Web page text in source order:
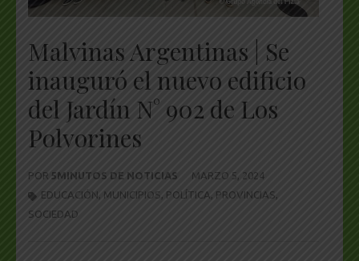
Malvinas Argentinas | Se
inauguró el nuevo edificio
del Jardín N° 902 de Los
Polvorines
POR 5MINUTOS DE NOTICIAS
MARZO 5, 2024
EDUCACIÓN , MUNICIPIOS, POLÍTICA, PROVINCIAS,
SOCIEDAD